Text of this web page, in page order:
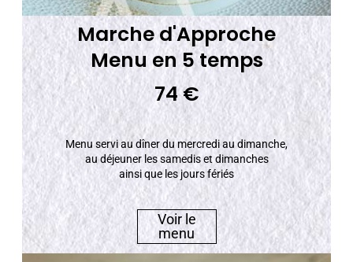
Marche d'Approche
Menu en 5 temps
74 €
Menu servi au dîner du mercredi au dimanche,
au déjeuner les samedis et dimanches
ainsi que les jours fériés
Voir le
menu